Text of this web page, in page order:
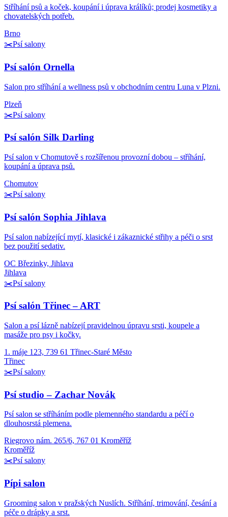
Stříhání psů a koček, koupání i úprava králíků; prodej kosmetiky a
chovatelských potřeb.
Brno
✂️Psí salony
Psí salón Ornella
Salon pro stříhání a wellness psů v obchodním centru Luna v Plzni.
Plzeň
✂️Psí salony
Psí salón Silk Darling
Psí salon v Chomutově s rozšířenou provozní dobou – stříhání,
koupání a úprava psů.
Chomutov
✂️Psí salony
Psí salón Sophia Jihlava
Psí salon nabízející mytí, klasické i zákaznické střihy a péči o srst
bez použití sedativ.
OC Březinky, Jihlava
Jihlava
✂️Psí salony
Psí salón Třinec – ART
Salon a psí lázně nabízejí pravidelnou úpravu srsti, koupele a
masáže pro psy i kočky.
1. máje 123, 739 61 Třinec-Staré Město
Třinec
✂️Psí salony
Psí studio – Zachar Novák
Psí salon se stříháním podle plemenného standardu a péčí o
dlouhosrstá plemena.
Riegrovo nám. 265/6, 767 01 Kroměříž
Kroměříž
✂️Psí salony
Pípi salon
Grooming salon v pražských Nuslích. Stříhání, trimování, česání a
péče o drápky a srst.